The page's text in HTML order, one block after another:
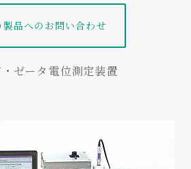
製品へのお問い合わせ
ゼータ電位測定装置